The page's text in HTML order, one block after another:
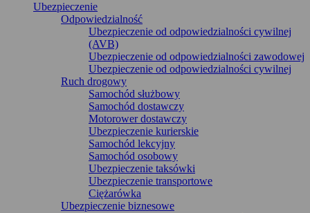
Ubezpieczenie
Odpowiedzialność
Ubezpieczenie od odpowiedzialności cywilnej
(AVB)
Ubezpieczenie od odpowiedzialności zawodowej
Ubezpieczenie od odpowiedzialności cywilnej
Ruch drogowy
Samochód służbowy
Samochód dostawczy
Motorower dostawczy
Ubezpieczenie kurierskie
Samochód lekcyjny
Samochód osobowy
Ubezpieczenie taksówki
Ubezpieczenie transportowe
Ciężarówka
Ubezpieczenie biznesowe